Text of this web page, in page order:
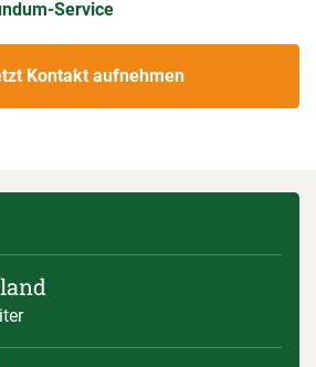
Service
Kontakt aufnehmen